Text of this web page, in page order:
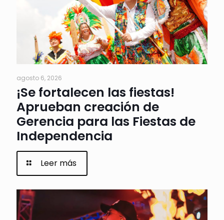
agosto 6, 2026
¡Se fortalecen las fiestas!
Aprueban creación de
Gerencia para las Fiestas de
Independencia
Leer más